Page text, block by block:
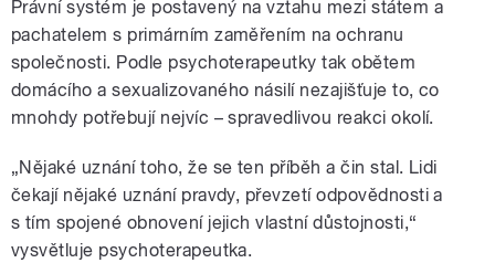
Právní systém je postavený na vztahu mezi státem a
pachatelem s primárním zaměřením na ochranu
společnosti. Podle psychoterapeutky tak obětem
domácího a sexualizovaného násilí nezajišťuje to, co
mnohdy potřebují nejvíc – spravedlivou reakci okolí.
„Nějaké uznání toho, že se ten příběh a čin stal. Lidi
čekají nějaké uznání pravdy, převzetí odpovědnosti a
s tím spojené obnovení jejich vlastní důstojnosti,“
vysvětluje psychoterapeutka.